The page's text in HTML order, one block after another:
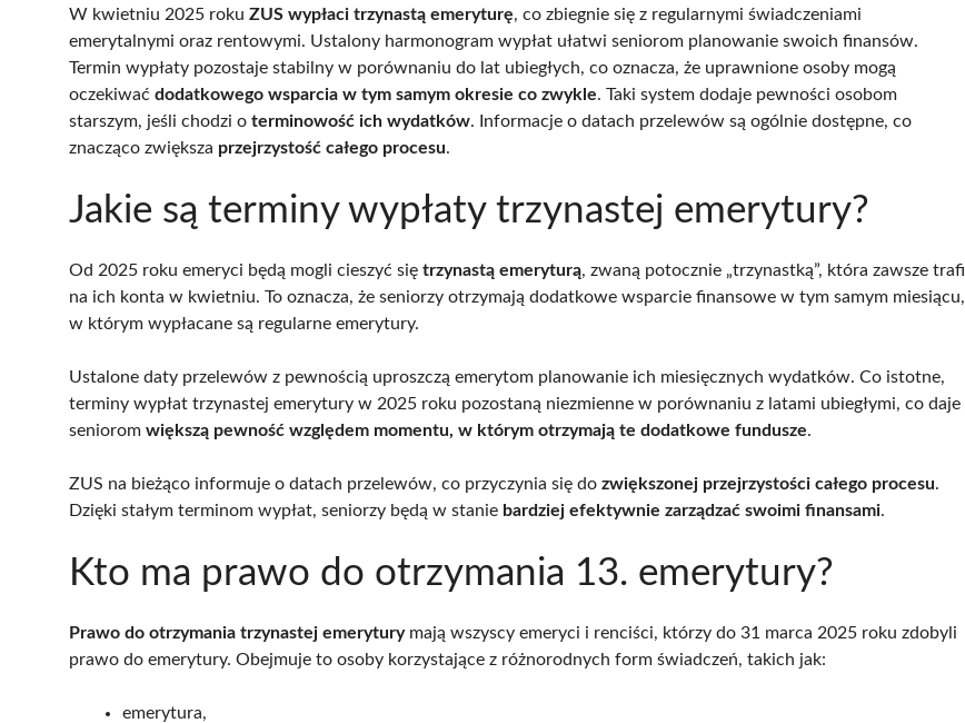
W kwietniu 2025 roku ZUS wypłaci trzynastą emeryturę, co zbiegnie się z regularnymi świadczeniami
emerytalnymi oraz rentowymi. Ustalony harmonogram wypłat ułatwi seniorom planowanie swoich finansów.
Termin wypłaty pozostaje stabilny w porównaniu do lat ubiegłych, co oznacza, że uprawnione osoby mogą
oczekiwać dodatkowego wsparcia w tym samym okresie co zwykle. Taki system dodaje pewności osobom
starszym, jeśli chodzi o terminowość ich wydatków. Informacje o datach przelewów są ogólnie dostępne, co
znacząco zwiększa przejrzystość całego procesu.
Jakie są terminy wypłaty trzynastej emerytury?
Od 2025 roku emeryci będą mogli cieszyć się trzynastą emeryturą, zwaną potocznie „trzynastką”, która zawsze trafi
na ich konta w kwietniu. To oznacza, że seniorzy otrzymają dodatkowe wsparcie finansowe w tym samym miesiącu,
w którym wypłacane są regularne emerytury.
Ustalone daty przelewów z pewnością uproszczą emerytom planowanie ich miesięcznych wydatków. Co istotne,
terminy wypłat trzynastej emerytury w 2025 roku pozostaną niezmienne w porównaniu z latami ubiegłymi, co daje
seniorom większą pewność względem momentu, w którym otrzymają te dodatkowe fundusze.
ZUS na bieżąco informuje o datach przelewów, co przyczynia się do zwiększonej przejrzystości całego procesu.
Dzięki stałym terminom wypłat, seniorzy będą w stanie bardziej efektywnie zarządzać swoimi finansami.
Kto ma prawo do otrzymania 13. emerytury?
Prawo do otrzymania trzynastej emeryturymają wszyscy emeryci i renciści, którzy do 31 marca 2025 roku zdobyli
prawo do emerytury. Obejmuje to osoby korzystające z różnorodnych form świadczeń, takich jak:
emerytura,